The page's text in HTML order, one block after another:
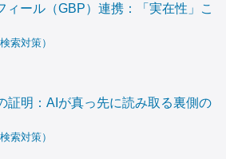
ィール（GBP）連携：「実在性」こ
索対策）
証明：AIが真っ先に読み取る裏側の
索対策）